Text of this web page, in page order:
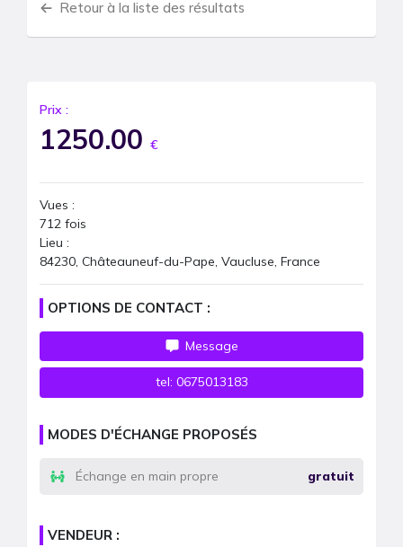
Retour à la liste des résultats
Prix :
1250.00 €
Vues :
712 fois
Lieu :
84230, Châteauneuf-du-Pape, Vaucluse, France
OPTIONS DE CONTACT :
Message
tel: 0675013183
MODES D'ÉCHANGE PROPOSÉS
Échange en main propre gratuit
VENDEUR :